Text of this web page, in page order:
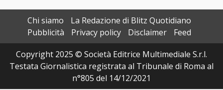
Chi siamo
La Redazione di Blitz Quotidiano
Pubblicità
Privacy policy Disclaimer
Feed
Copyright 2025 © Società Editrice Multimediale S.r.l.
Testata Giornalistica registrata al Tribunale di Roma al
n°805 del 14/12/2021